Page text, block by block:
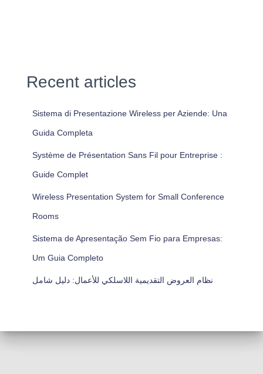
Recent articles
Sistema di Presentazione Wireless per Aziende: Una
Guida Completa
Système de Présentation Sans Fil pour Entreprise :
Guide Complet
Wireless Presentation System for Small Conference
Rooms
Sistema de Apresentação Sem Fio para Empresas:
Um Guia Completo
نظام العروض التقديمية اللاسلكي للأعمال: دليل شامل